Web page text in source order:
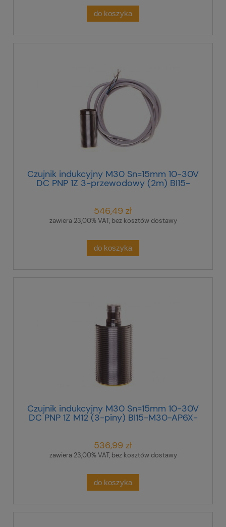
do koszyka
Czujnik indukcyjny M30 Sn=15mm 10-30V
DC PNP 1Z 3-przewodowy (2m) BI15-
M30-AP6X 4618530
546,49 zł
zawiera 23,00% VAT, bez kosztów dostawy
do koszyka
Czujnik indukcyjny M30 Sn=15mm 10-30V
DC PNP 1Z M12 (3-piny) BI15-M30-AP6X-
H1141 46185
536,99 zł
zawiera 23,00% VAT, bez kosztów dostawy
do koszyka